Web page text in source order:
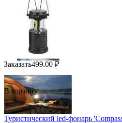
Заказать499.00 ₽
В корзину
Туристический led-фонарь